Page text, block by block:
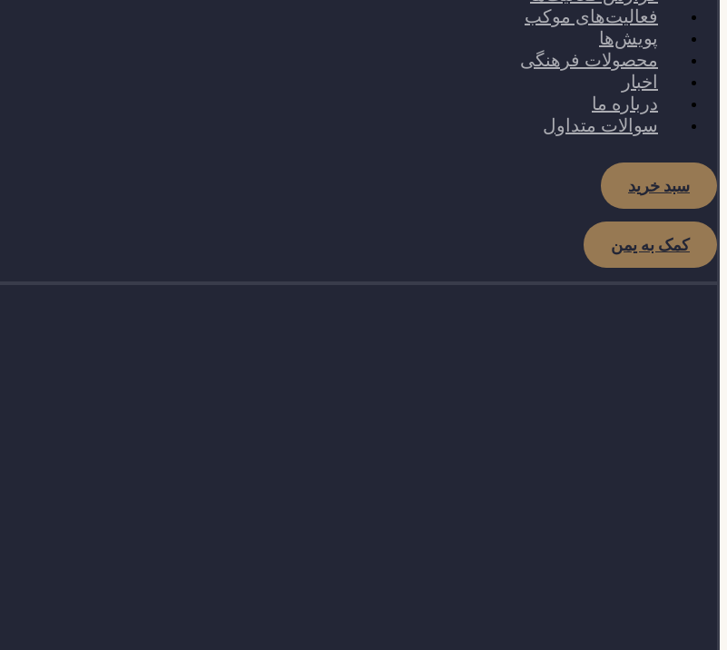
فعالیت‌های موکب
پویش‌ها
محصولات فرهنگی
اخبار
درباره ما
سوالات متداول
سبد خرید
کمک به یمن